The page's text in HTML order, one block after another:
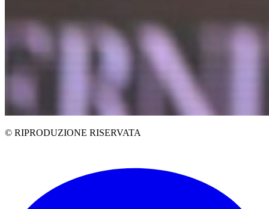
© RIPRODUZIONE RISERVATA